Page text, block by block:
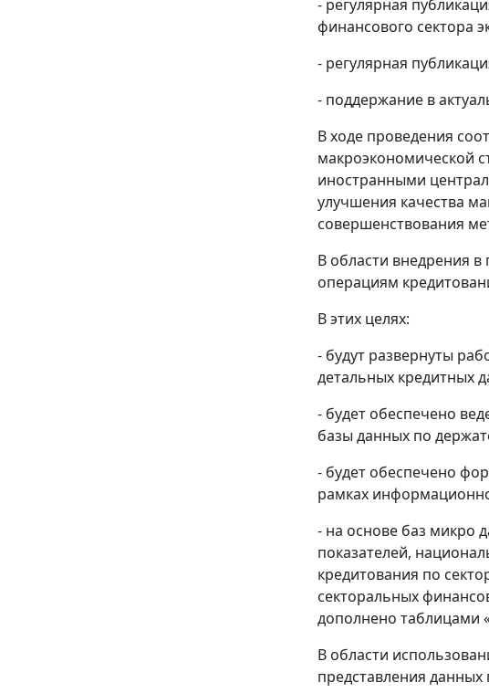
- регулярная
финансового сектора
- регулярная
- поддержание в
В ходе проведения
макроэкономической
иностранными
улучшения качества
совершенствования
В области внедрения
операциям
В этих целях:
- будут развернуты
детальных кредитных
- будет обеспечено
базы данных по
- будет обеспечено
рамках
- на основе баз микро
показателей,
кредитования по
секторальных
дополнено таблицами
В области
представления